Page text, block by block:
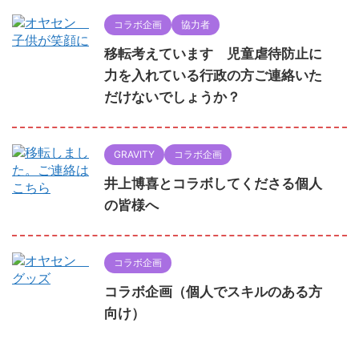
コラボ企画 協力者
移転考えています 児童虐待防止に
力を入れている行政の方ご連絡いた
だけないでしょうか？
GRAVITY コラボ企画
井上博喜とコラボしてくださる個人
の皆様へ
コラボ企画
コラボ企画（個人でスキルのある方
向け）